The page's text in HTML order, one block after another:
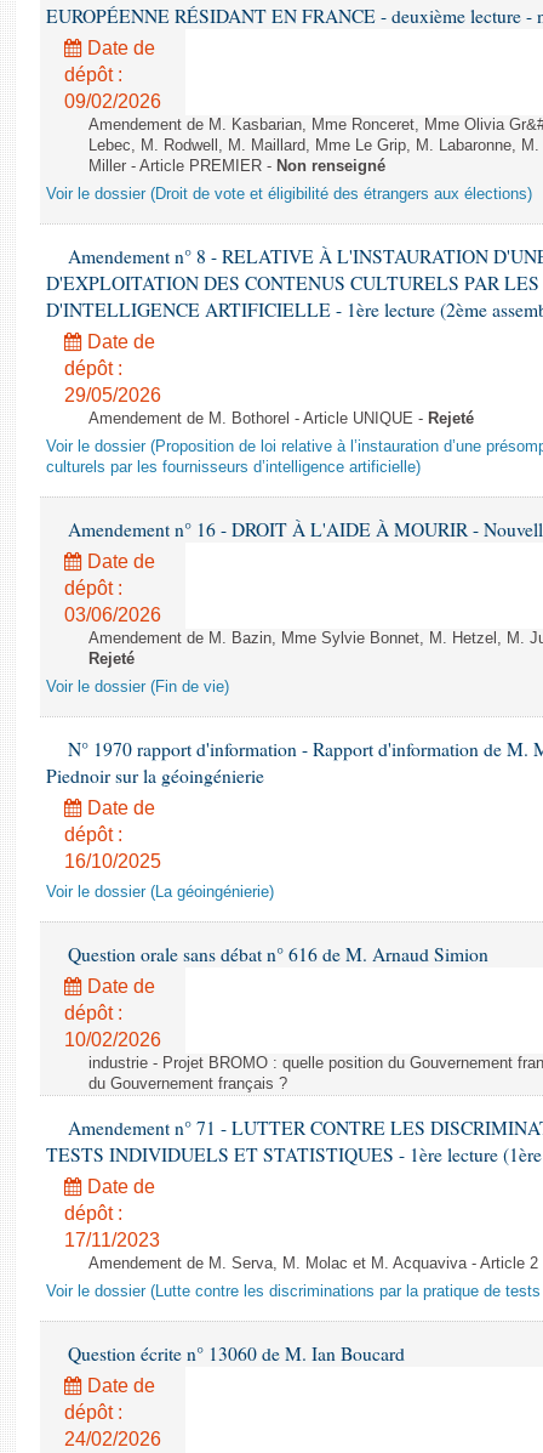
Dossiers législatifs
Budget et sécurité sociale
Questions écrites et orales
Comptes rendus des débats
EUROPÉENNE RÉSIDANT EN FRANCE - deuxième lecture -
Date de
dépôt :
09/02/2026
Amendement de M. Kasbarian, Mme Ronceret, Mme Olivia
Lebec, M. Rodwell, M. Maillard, Mme Le Grip, M. Labaronne,
Miller - Article PREMIER - Non renseigné
Voir le dossier (Droit de vote et éligibilité des étrangers aux élections)
Amendement n° 8 - RELATIVE À L'INSTAURATION
D'EXPLOITATION DES CONTENUS CULTURELS PAR LES
D'INTELLIGENCE ARTIFICIELLE - 1ère lecture (2ème
Date de
dépôt :
29/05/2026
Amendement de M. Bothorel - Article UNIQUE - Rejeté
Voir le dossier (Proposition de loi relative à l’instauration d’une
culturels par les fournisseurs d’intelligence artificielle)
Amendement n° 16 - DROIT À L'AIDE À MOURIR -
Date de
dépôt :
03/06/2026
Amendement de M. Bazin, Mme Sylvie Bonnet, M. Hetzel, M.
Rejeté
Voir le dossier (Fin de vie)
N° 1970 rapport d'information - Rapport d'information de M.
Piednoir sur la géoingénierie
Date de
dépôt :
16/10/2025
Voir le dossier (La géoingénierie)
Question orale sans débat n° 616 de M. Arnaud Simion
Date de
dépôt :
10/02/2026
industrie - Projet BROMO : quelle position du Gouvernement
du Gouvernement français ?
Amendement n° 71 - LUTTER CONTRE LES
TESTS INDIVIDUELS ET STATISTIQUES - 1ère lecture (1ère
Date de
dépôt :
17/11/2023
Amendement de M. Serva, M. Molac et M. Acquaviva - Article
Voir le dossier (Lutte contre les discriminations par la pratique de
Question écrite n° 13060 de M. Ian Boucard
Date de
dépôt :
24/02/2026